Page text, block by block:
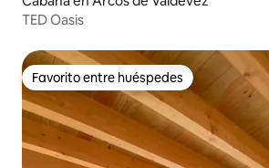
TED Oasis
Favorito entre huéspedes
Favorito entre huéspedes